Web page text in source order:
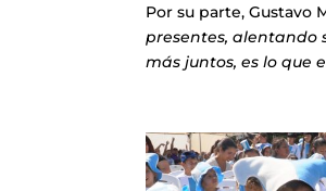
Por su parte, Gustavo
presentes, alentando
más juntos, es lo que